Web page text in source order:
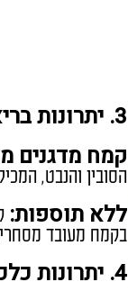
3. יתרונות בריאותיים :
קמח מדגנים
הסובין והנבט,
ללא תוספות:
בקמח מעובד
4. יתרונות כלכליים :